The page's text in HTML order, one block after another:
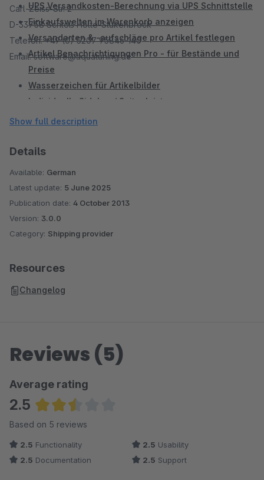
UPS Versandkosten-Berechnung via UPS Schnittstelle
Einkaufswelten im Warenkorb anzeigen
Versandarten & -aufschläge pro Artikel festlegen
Artikel Benachrichtigungen Pro - für Bestände und
Preise
Wasserzeichen für Artikelbilder
Individuelle Sidebar / Seitenleiste
Mention XML Schnittstelle
Carl-Zeiss-Str. 2
D-33758 Schloß Holte-Stukenbrock
Telefon: +49 (0) 5207 95846-140
Email: software@aquatuning.de
Show full description
Details
Available: German
Latest update: 5 June 2025
Publication date: 4 October 2013
Version: 3.0.0
Category: Shipping provider
Resources
Changelog
Reviews (5)
Average rating
2.5
Average rating of 2.5 out of 5 stars
Based on 5 reviews
2.5 Functionality 2.5 Usability
2.5 Documentation 2.5 Support